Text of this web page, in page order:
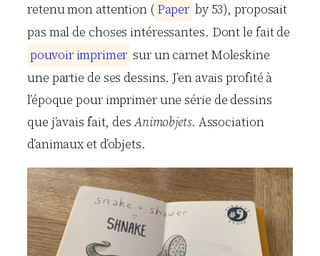
retenu mon attention ( Paper by 53), proposait
pas mal de choses intéressantes. Dont le fait de
pouvoir imprimer sur un carnet Moleskine
une partie de ses dessins. J’en avais profité à
l’époque pour imprimer une série de dessins
que j’avais fait, desAnimobjets. Association
d’animaux et d’objets.